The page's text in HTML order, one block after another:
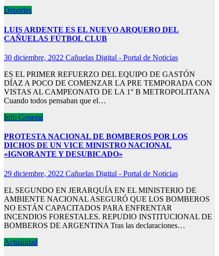
Deportes
LUIS ARDENTE ES EL NUEVO ARQUERO DEL
CAÑUELAS FÚTBOL CLUB
30 diciembre, 2022 Cañuelas Digital - Portal de Noticias
ES EL PRIMER REFUERZO DEL EQUIPO DE GASTÓN
DÍAZ A POCO DE COMENZAR LA PRE TEMPORADA CON
VISTAS AL CAMPEONATO DE LA 1° B METROPOLITANA
Cuando todos pensaban que el…
Info General
PROTESTA NACIONAL DE BOMBEROS POR LOS
DICHOS DE UN VICE MINISTRO NACIONAL
«IGNORANTE Y DESUBICADO»
29 diciembre, 2022 Cañuelas Digital - Portal de Noticias
EL SEGUNDO EN JERARQUÍA EN EL MINISTERIO DE
AMBIENTE NACIONAL ASEGURÓ QUE LOS BOMBEROS
NO ESTÁN CAPACITADOS PARA ENFRENTAR
INCENDIOS FORESTALES. REPUDIO INSTITUCIONAL DE
BOMBEROS DE ARGENTINA Tras las declaraciones…
Actualidad